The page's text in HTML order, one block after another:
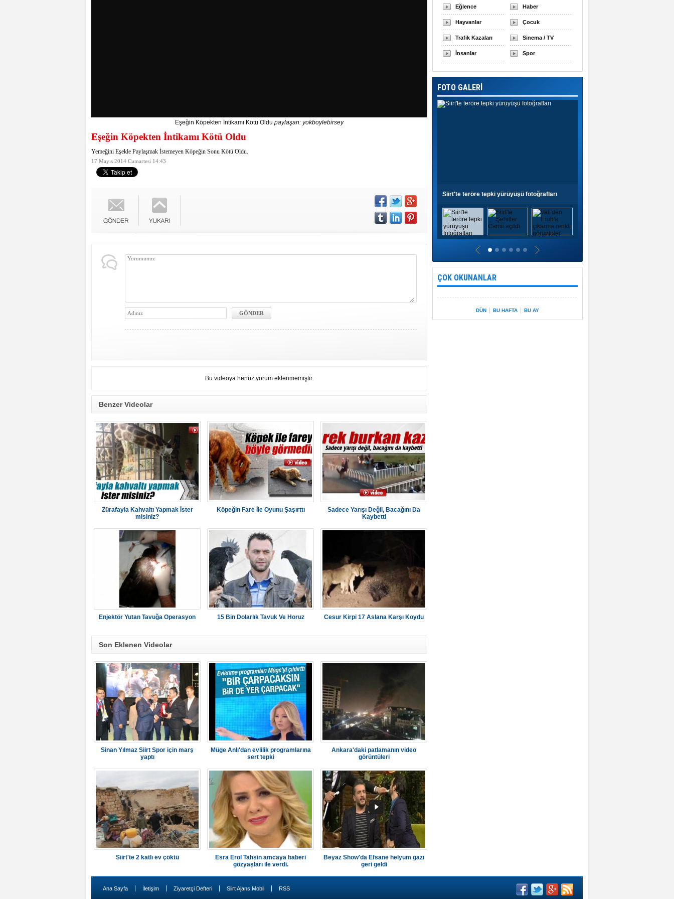
Eşeğin Köpekten İntikamı Kötü Oldu paylaşan: yokboylebirsey
Eşeğin Köpekten İntikamı Kötü Oldu
Yemeğini Eşekle Paylaşmak İstemeyen Köpeğin Sonu Kötü Oldu.
17 Mayıs 2014 Cumartesi 14:43
Bu videoya henüz yorum eklenmemiştir.
Benzer Videolar
Zürafayla Kahvaltı Yapmak İster
misiniz?
Köpeğin Fare İle Oyunu Şaşırttı
Sadece Yarışı Değil, Bacağını Da
Kaybetti
Enjektör Yutan Tavuğa Operasyon 15 Bin Dolarlık Tavuk Ve Horuz Cesur Kirpi 17 Aslana Karşı Koydu
Son Eklenen Videolar
Sinan Yılmaz Siirt Spor için marş
yaptı
Müge Anlı'dan evlilik programlarına
sert tepki
Ankara'daki patlamanın video
görüntüleri
Siirt'te 2 katlı ev çöktü
Esra Erol Tahsin amcaya haberi
gözyaşları ile verdi.
Beyaz Show'da Efsane helyum gazı
geri geldi
Eğlence Haber
Hayvanlar Çocuk
Trafik Kazaları Sinema / TV
İnsanlar Spor
FOTO GALERİ
Siirt'te teröre tepki yürüyüşü fotoğrafları
ÇOK OKUNANLAR
DÜN BU HAFTA BU AY
Ana Sayfa İletişim Ziyaretçi Defteri Siirt Ajans Mobil RSS